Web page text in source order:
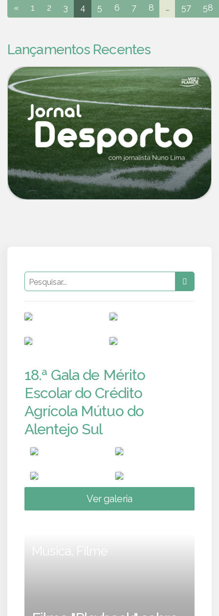
« 1 2 3 4 5 6 7 8 ... 57 58
Lançamentos Recentes
18.ª Gala de Mérito
Escolar do Crédito
Agrícola Mútuo do
Alentejo Sul
Ver galeria
Música, Filme